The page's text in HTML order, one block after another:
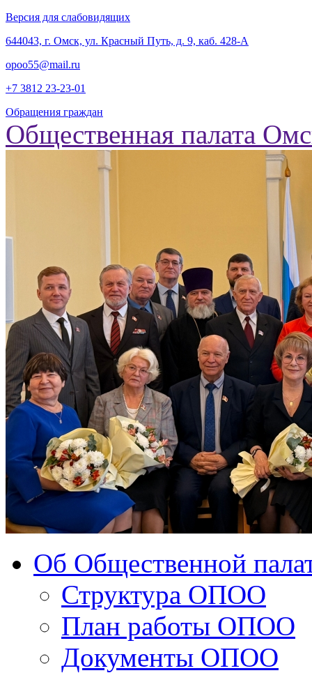
Версия для слабовидящих
‎644043, г. Омск, ул. Красный Путь, д. 9, каб. 428-А
opoo55@mail.ru
+7 3812 23-23-01
Обращения граждан
Общественная палата
Об Общественной
Структура ОПОО
План работы ОПОО
Документы ОПОО